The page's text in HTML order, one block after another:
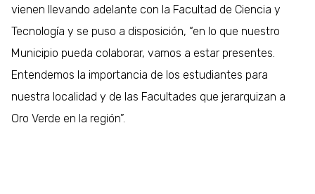
vienen llevando adelante con la Facultad de Ciencia y
Tecnología y se puso a disposición, “en lo que nuestro
Municipio pueda colaborar, vamos a estar presentes.
Entendemos la importancia de los estudiantes para
nuestra localidad y de las Facultades que jerarquizan a
Oro Verde en la región”.